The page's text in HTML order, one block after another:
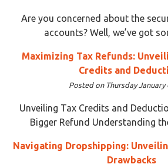
Are you concerned about the
accounts? Well, we’ve got
Maximizing Tax Refunds:
Credits and
Posted on Thursday January
Unveiling Tax Credits and
Bigger Refund Understanding
Navigating Dropshipping:
Drawbacks